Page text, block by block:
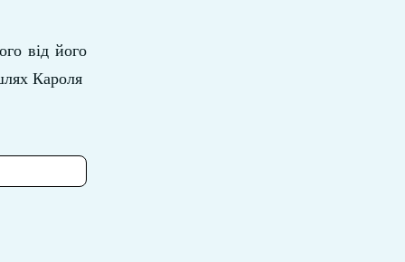
від його
Кароля